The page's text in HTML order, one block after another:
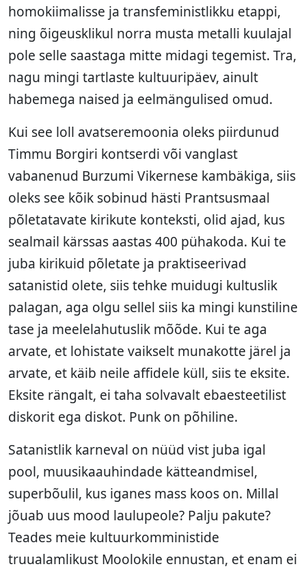
homokiimalisse ja transfeministlikku etappi,
ning õigeusklikul norra musta metalli kuulajal
pole selle saastaga mitte midagi tegemist. Tra,
nagu mingi tartlaste kultuuripäev, ainult
habemega naised ja eelmängulised omud.
Kui see loll avatseremoonia oleks piirdunud
Timmu Borgiri kontserdi või vanglast
vabanenud Burzumi Vikernese kambäkiga, siis
oleks see kõik sobinud hästi Prantsusmaal
põletatavate kirikute konteksti, olid ajad, kus
sealmail kärssas aastas 400 pühakoda. Kui te
juba kirikuid põletate ja praktiseerivad
satanistid olete, siis tehke muidugi kultuslik
palagan, aga olgu sellel siis ka mingi kunstiline
tase ja meelelahutuslik mõõde. Kui te aga
arvate, et lohistate vaikselt munakotte järel ja
arvate, et käib neile affidele küll, siis te eksite.
Eksite rängalt, ei taha solvavalt ebaesteetilist
diskorit ega diskot. Punk on põhiline.
Satanistlik karneval on nüüd vist juba igal
pool, muusikaauhindade kätteandmisel,
superbõulil, kus iganes mass koos on. Millal
jõuab uus mood laulupeole? Palju pakute?
Teades meie kultuurkomministide
truualamlikust Moolokile ennustan, et enam ei